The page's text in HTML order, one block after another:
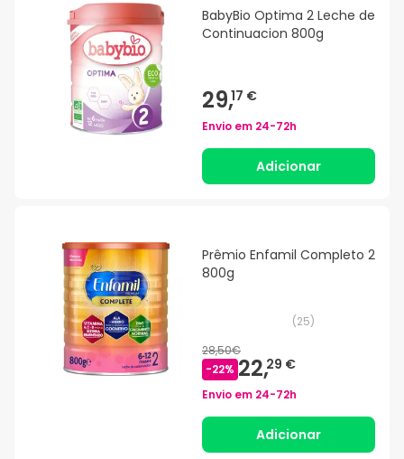
BabyBio Optima 2 Leche de
Continuacion 800g
29,17 €
Envio em 24-72h
Adicionar
Prêmio Enfamil Completo 2
800g
(25)
28,50€
-22% 22,29 €
Envio em 24-72h
Adicionar